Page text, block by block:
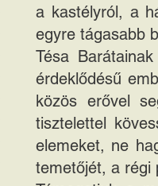
a kastélyról, a
egyre tágasabb
Tésa
érdeklődésű
közös erővel
tisztelettel
elemeket, ne
temetőjét, a régi